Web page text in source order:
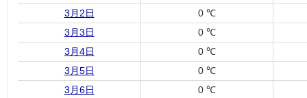
3月2日
0 ℃
3月3日
0 ℃
3月4日
0 ℃
3月5日
0 ℃
3月6日
0 ℃